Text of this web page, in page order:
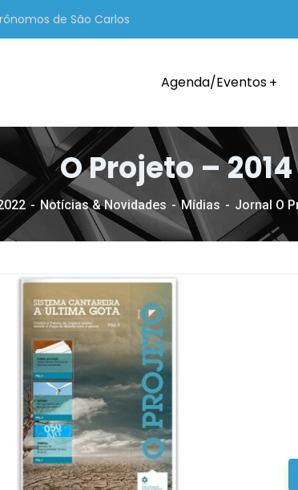
de São Carlos
Agenda/Eventos
O Projeto –
Notícias & Novidades Mídias Jornal O